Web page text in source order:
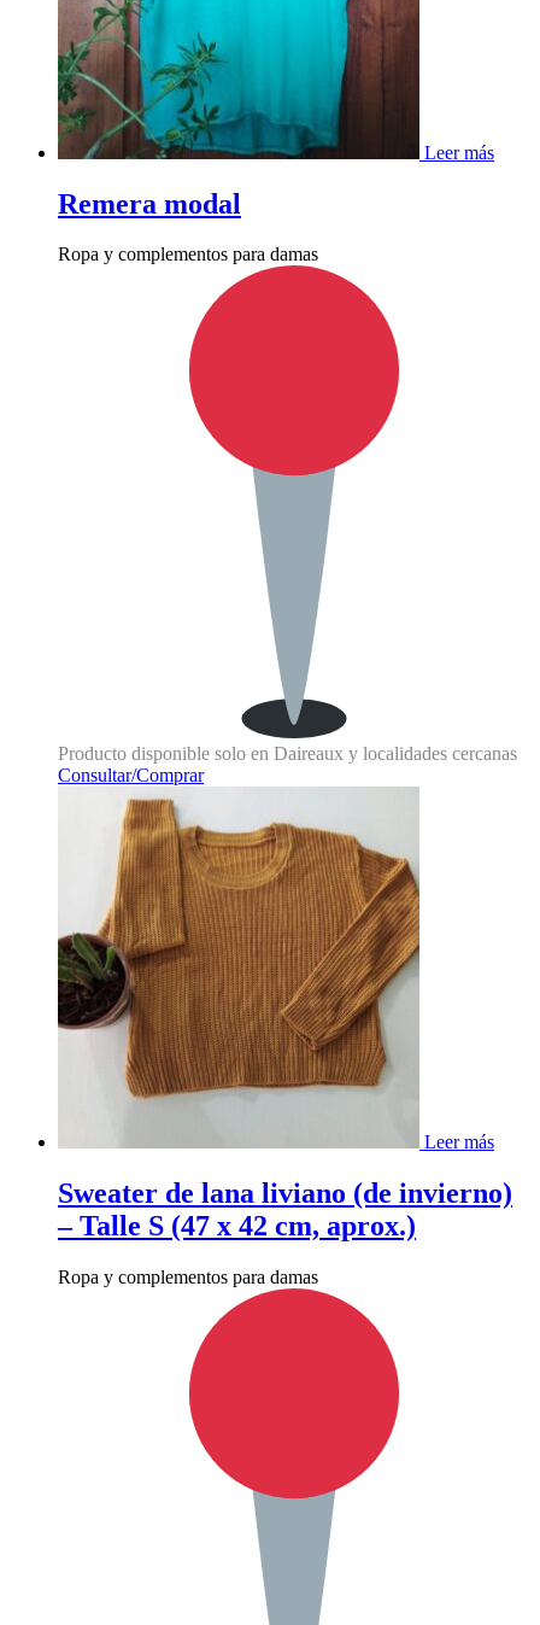
Leer más
Remera modal
Ropa y complementos para damas
Producto disponible solo en Daireaux y localidades cercanas
Consultar/Comprar
Leer más
Sweater de lana liviano (de invierno)
– Talle S (47 x 42 cm, aprox.)
Ropa y complementos para damas